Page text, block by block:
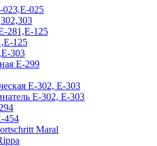
025
281,Е-125
125
303
Е-299
Е-302, Е-303
Е-302, Е-303
454
Maral